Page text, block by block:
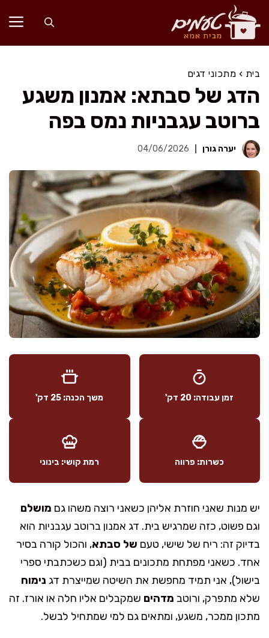
לדלג
לתוכן
בית › מתכוני דגים
הדג של סבתא: אמנון משגע
ברוטב עגבניות נמס בפה
יערה גורן 04/06/2026
זמן עבודה: 20 דק' משך הכנה: 25 דק'
כשרות: פרווה רמת קושי: בינוני
יש מנות שאני חוזרת אליהן כשאני רוצה משהו גם מושלם
וגם פשוט, כזה שמרגיש בית. דג אמנון ברוטב עגבניות הוא
בדיוק זה: ריח של שישי, טעם של סבתא, והכול קורה בסיר
אחד. כשאני מפתחת מתכונים בבית (וגם כשכתבתי ספרי
בישול), אני תמיד מחפשת את השיטה שמייצרת דג נימוח
שלא מתפרק, ורוטב מדהים שמקבלים אליו חלה או אורז. זה
מתכון ממכר, משגע, ומתאים גם למי שמתחיל לבשל.